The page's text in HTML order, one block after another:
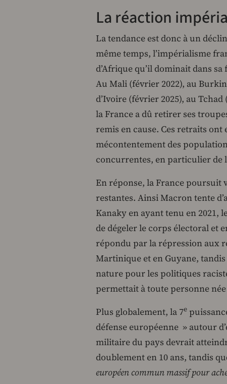
La réaction
La tendance est donc à un
même temps, l’impérialisme
d’Afrique qu’il dominait dans
Au Mali (février 2022), au
d’Ivoire (février 2025), au Tchad
la France a dû retirer ses
remis en cause. Ces retraits
mécontentement des
concurrentes, en particulier de
En réponse, la France poursuit
restantes. Ainsi Macron tente
Kanaky en ayant tenu en 2021,
de dégeler le corps électoral et
répondu par la répression aux
Martinique et en Guyane,
nature pour les politiques
permettait à toute personne
Plus globalement, la 7e
défense européenne » autour
militaire du pays devrait
doublement en 10 ans, tandis
européen commun massif pour